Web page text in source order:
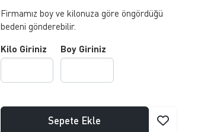
Firmamız boy ve kilonuza göre öngördüğü
bedeni gönderebilir.
Kilo Giriniz Boy Giriniz
Sepete Ekle